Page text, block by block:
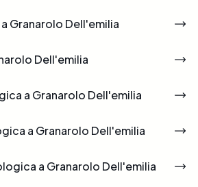
Granarolo Dell'emilia
Dell'emilia
a Granarolo Dell'emilia
a Granarolo Dell'emilia
a Granarolo Dell'emilia